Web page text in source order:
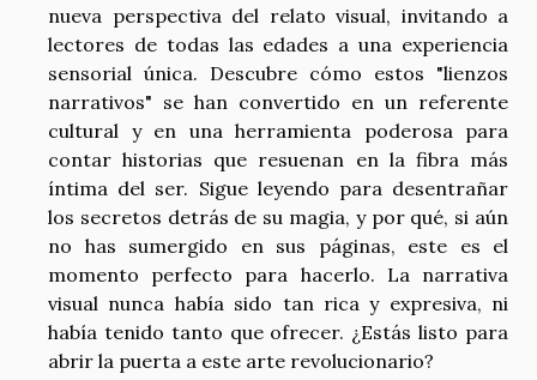
nueva perspectiva del relato visual, invitando a
lectores de todas las edades a una experiencia
sensorial única. Descubre cómo estos "lienzos
narrativos" se han convertido en un referente
cultural y en una herramienta poderosa para
contar historias que resuenan en la fibra más
íntima del ser. Sigue leyendo para desentrañar
los secretos detrás de su magia, y por qué, si aún
no has sumergido en sus páginas, este es el
momento perfecto para hacerlo. La narrativa
visual nunca había sido tan rica y expresiva, ni
había tenido tanto que ofrecer. ¿Estás listo para
abrir la puerta a este arte revolucionario?